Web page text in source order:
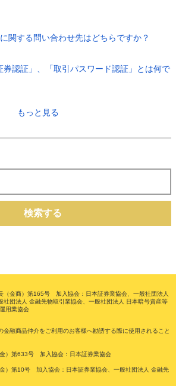
関する問い合わせ先はどちらですか？
券認証」、「取引パスワード認証」とは何で
もっと見る
検索する
金商）第165号 加入協会：日本証券業協会、一般社団法人
社団法人 金融先物取引業協会、一般社団法人 日本暗号資産等
用業協会
金融商品仲介をご利用のお客様へ勧誘する際に使用されること
）第633号 加入協会：日本証券業協会
）第10号 加入協会：日本証券業協会、一般社団法人 金融先